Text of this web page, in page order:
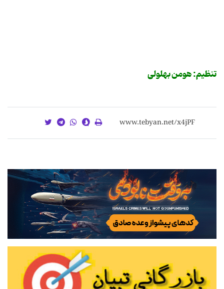
تنظیم: هومن بهلولی